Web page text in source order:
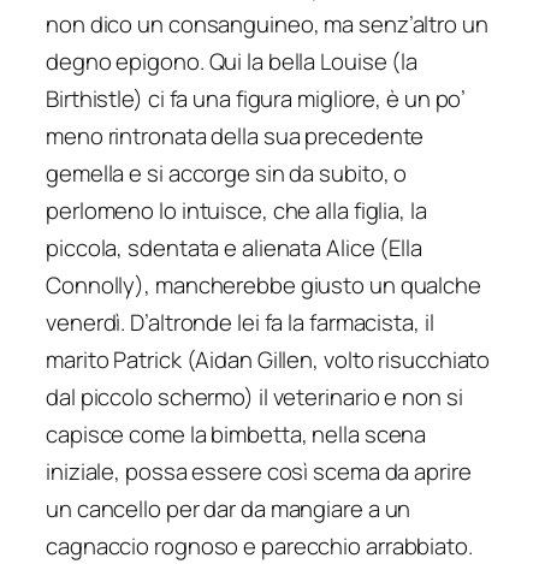
non dico un consanguineo, ma senz’altro un
degno epigono. Qui la bella Louise (la
Birthistle) ci fa una figura migliore, è un po’
meno rintronata della sua precedente
gemella e si accorge sin da subito, o
perlomeno lo intuisce, che alla figlia, la
piccola, sdentata e alienata Alice (Ella
Connolly), mancherebbe giusto un qualche
venerdì. D’altronde lei fa la farmacista, il
marito Patrick (Aidan Gillen, volto risucchiato
dal piccolo schermo) il veterinario e non si
capisce come la bimbetta, nella scena
iniziale, possa essere così scema da aprire
un cancello per dar da mangiare a un
cagnaccio rognoso e parecchio arrabbiato.